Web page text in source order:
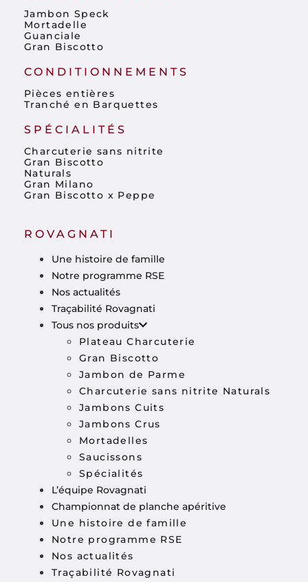
Jambon Speck
Mortadelle
Guanciale
Gran Biscotto
CONDITIONNEMENTS
Pièces entières
Tranché en Barquettes
SPÉCIALITÉS
Charcuterie sans nitrite
Gran Biscotto
Naturals
Gran Milano
Gran Biscotto x Peppe
ROVAGNATI
Une histoire de famille
Notre programme RSE
Nos actualités
Traçabilité Rovagnati
Tous nos produits
Plateau Charcuterie
Gran Biscotto
Jambon de Parme
Charcuterie sans nitrite Naturals
Jambons Cuits
Jambons Crus
Mortadelles
Saucissons
Spécialités
L’équipe Rovagnati
Championnat de planche apéritive
Une histoire de famille
Notre programme RSE
Nos actualités
Traçabilité Rovagnati